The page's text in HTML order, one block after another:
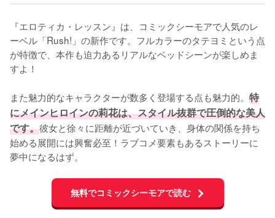
『エロティカ・レッスン』は、コミックシーモアで人気のレ
ーベル「Rush!」の新作です。フルカラーのタテヨミという点
が特徴で、本作も迫力あるリアルなベッドシーンが楽しめま
すよ！
また魅力的なキャラクターが数多く登場する点も魅力的。 特
にメインヒロインの莉花は、スタイル抜群で圧倒的な美人
です。彼女と徐々に距離が近づいていき、身体の関係を持ち
始める展開には興奮必至！ラブコメ要素もあるストーリーに
夢中になるはず。
無料でコミックシーモアで読む